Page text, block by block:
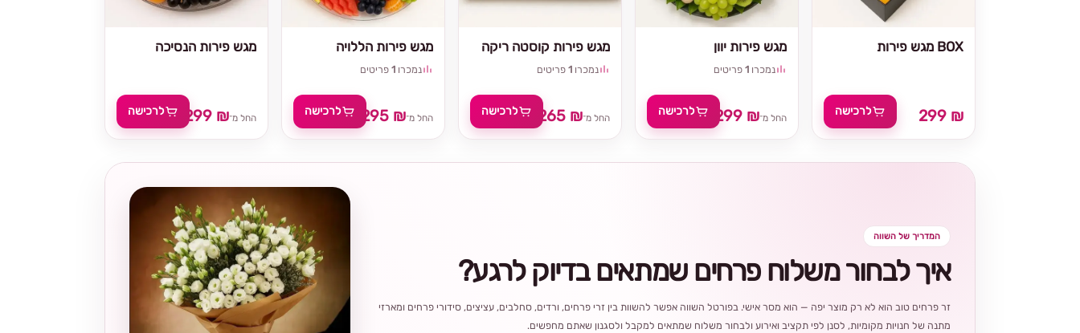
מגש פירות הנסיכה
החל מ־299 ₪ לרכישה
מגש פירות הללויה
נמכרו 1 פריטים
החל מ־295 ₪
329 ₪לרכישה
מגש פירות קוסטה ריקה
נמכרו 1 פריטים
החל מ־265 ₪ לרכישה
מגש פירות יוון
נמכרו 1 פריטים
החל מ־299 ₪ לרכישה
מגש פירות BOX
299 ₪ לרכישה
המדריך של השווה
איך לבחור משלוח פרחים שמתאים בדיוק לרגע?
זר פרחים טוב הוא לא רק מוצר יפה — הוא מסר אישי. בפורטל השווה אפשר להשוות בין זרי פרחים, ורדים, סחלבים, עציצים, סידורי פרחים ומארזי
מתנה של חנויות מקומיות, לסנן לפי תקציב ואירוע ולבחור משלוח שמתאים למקבל ולסגנון שאתם מחפשים.